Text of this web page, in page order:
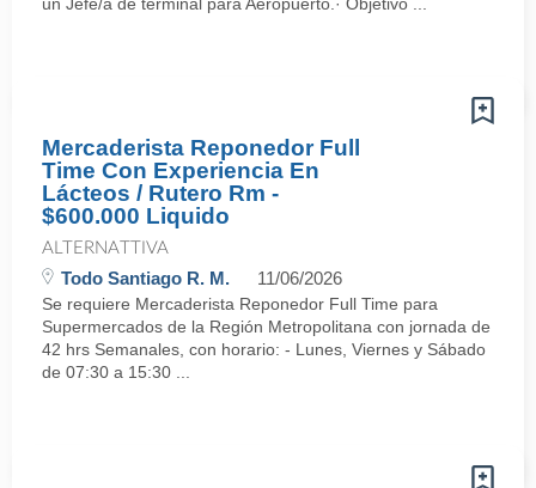
Mercaderista Reponedor Full
Time Con Experiencia En
Lácteos / Rutero Rm -
$600.000 Liquido
ALTERNATTIVA
Todo Santiago R. M. 11/06/2026
Se requiere Mercaderista Reponedor Full Time para
Supermercados de la Región Metropolitana con jornada de
42 hrs Semanales, con horario: - Lunes, Viernes y Sábado
de 07:30 a 15:30 ...